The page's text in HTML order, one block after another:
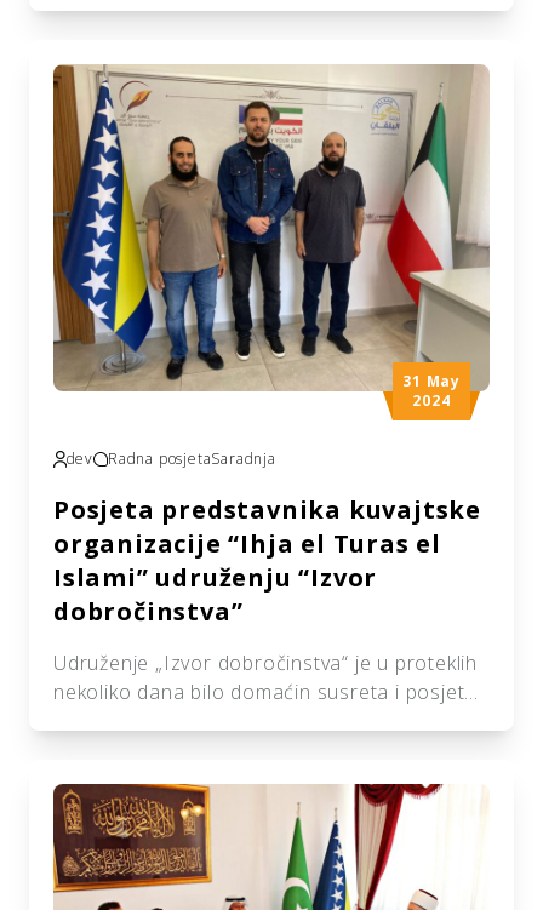
danas Muftijstvo bihaćko, a toplu
dobrodošlicu pružili su im Muftija
hafiz Mehmed-ef. Kudić, te predsjednik
Medžlisa Samir Bećirspahić, dipl. ing.
Razgovaralo se o trenutnoj i predstojećoj
saradnji, a glavni fokus sastanka bila je
realizacija i dinamika radova na džamiji “Omer
ibn el-Hattab” u […]
31 May
2024
dev Radna posjetaSaradnja
Posjeta predstavnika kuvajtske
organizacije “Ihja el Turas el
Islami” udruženju “Izvor
dobročinstva”
Udruženje „Izvor dobročinstva“ je u proteklih
nekoliko dana bilo domaćin susreta i posjeta
sponzori našeg Udruženja. Ove posjete
upriličene su od strane gospodina Mubarek
al Douserija i Souda Hašaf al Motairija pri
Odsjeku za Balkan. Projekti poput stipendija
jetimske djece, kupovine odjeće […]